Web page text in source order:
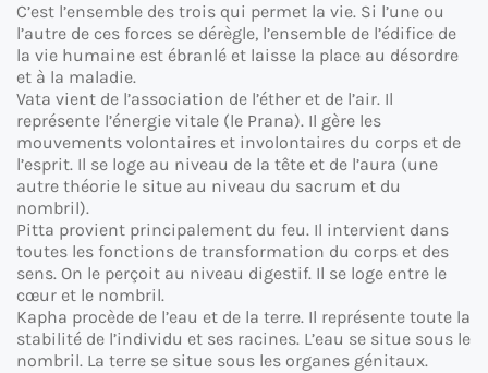
C’est l’ensemble des trois qui permet la vie. Si l’une ou
l’autre de ces forces se dérègle, l’ensemble de l’édifice de
la vie humaine est ébranlé et laisse la place au désordre
et à la maladie.
Vata vient de l’association de l’éther et de l’air. Il
représente l’énergie vitale (le Prana). Il gère les
mouvements volontaires et involontaires du corps et de
l’esprit. Il se loge au niveau de la tête et de l’aura (une
autre théorie le situe au niveau du sacrum et du
nombril).
Pitta provient principalement du feu. Il intervient dans
toutes les fonctions de transformation du corps et des
sens. On le perçoit au niveau digestif. Il se loge entre le
cœur et le nombril.
Kapha procède de l’eau et de la terre. Il représente toute la
stabilité de l’individu et ses racines. L’eau se situe sous le
nombril. La terre se situe sous les organes génitaux.